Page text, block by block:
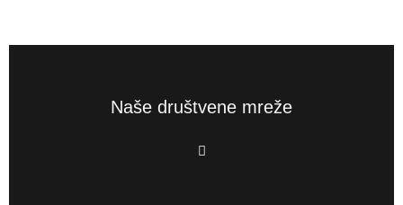
Naše društvene mreže
F
a